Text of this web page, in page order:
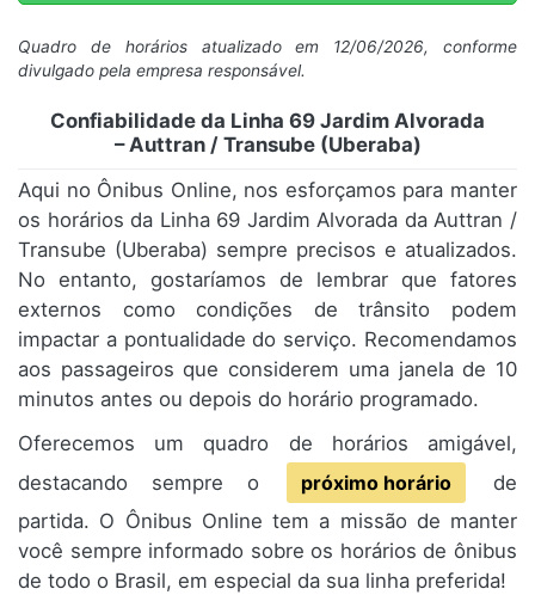
Quadro de horários atualizado em 12/06/2026, conforme
divulgado pela empresa responsável.
Confiabilidade da Linha 69 Jardim Alvorada
– Auttran / Transube (Uberaba)
Aqui no Ônibus Online, nos esforçamos para manter
os horários da Linha 69 Jardim Alvorada da Auttran /
Transube (Uberaba) sempre precisos e atualizados.
No entanto, gostaríamos de lembrar que fatores
externos como condições de trânsito podem
impactar a pontualidade do serviço. Recomendamos
aos passageiros que considerem uma janela de 10
minutos antes ou depois do horário programado.
Oferecemos um quadro de horários amigável,
destacando sempre o
próximo horário
de
partida. O Ônibus Online tem a missão de manter
você sempre informado sobre os horários de ônibus
de todo o Brasil, em especial da sua linha preferida!